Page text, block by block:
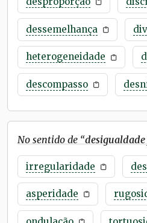
dessemelhança
heterogeneidade
descompasso
No sentido de “
irregularidade
asperidade